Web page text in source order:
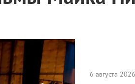
6 августа 2026